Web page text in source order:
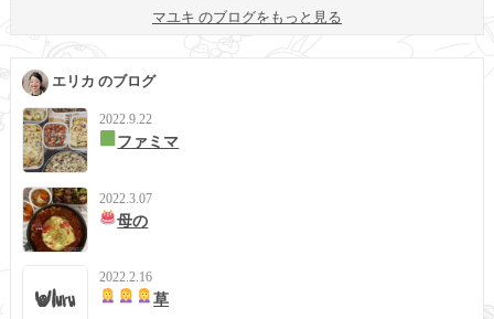
マユキ のブログをもっと見る
エリカ のブログ
2022.9.22
ファミマ
2022.3.07
母の
2022.2.16
草